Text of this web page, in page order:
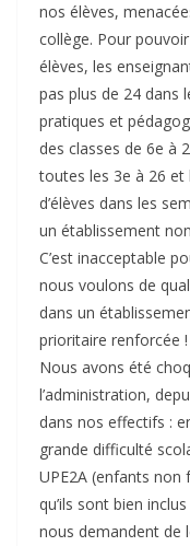
nos élèves,
collège. Pour
élèves, les
pas plus de 24 dans
pratiques et
des classes de 6e à
toutes les 3e à 26 et
d’élèves dans les
un établissement
C’est inacceptable
nous voulons de
dans un
prioritaire renforcée !
Nous avons été
l’administration,
dans nos effectifs :
grande difficulté
UPE2A (enfants
qu’ils sont bien
nous demandent de